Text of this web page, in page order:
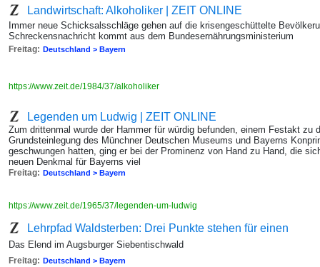
Landwirtschaft: Alkoholiker | ZEIT ONLINE
Immer neue Schicksalsschläge gehen auf die krisengeschüttelte
Schreckensnachricht kommt aus dem Bundesernährungsministerium
Freitag: Deutschland > Bayern
https://www.zeit.de/1984/37/alkoholiker
Legenden um Ludwig | ZEIT ONLINE
Zum drittenmal wurde der Hammer für würdig befunden, einem Festakt zu
Grundsteinlegung des Münchner Deutschen Museums und Bayerns
geschwungen hatten, ging er bei der Prominenz von Hand zu Hand, die
neuen Denkmal für Bayerns viel
Freitag: Deutschland > Bayern
https://www.zeit.de/1965/37/legenden-um-ludwig
Lehrpfad Waldsterben: Drei Punkte stehen für einen
Das Elend im Augsburger Siebentischwald
Freitag: Deutschland > Bayern